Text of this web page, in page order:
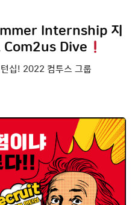
Internship 지
Com2us Dive
십! 2022 컴투스 그룹